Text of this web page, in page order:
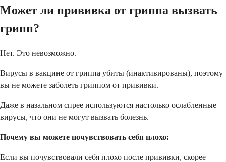
Может ли прививка от гриппа вызвать
грипп?
Нет. Это невозможно.
Вирусы в вакцине от гриппа убиты (инактивированы), поэтому
вы не можете заболеть гриппом от прививки.
Даже в назальном спрее используются настолько ослабленные
вирусы, что они не могут вызвать болезнь.
Почему вы можете почувствовать себя плохо:
Если вы почувствовали себя плохо после прививки, скорее